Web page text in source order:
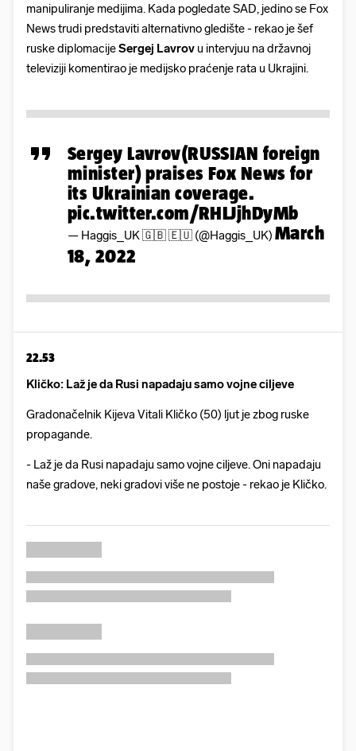
manipuliranje medijima. Kada pogledate SAD, jedino se Fox
News trudi predstaviti alternativno gledište - rekao je šef
ruske diplomacijeSergej Lavrov u intervjuu na državnoj
televiziji komentirao je medijsko praćenje rata u Ukrajini.
Sergey Lavrov(RUSSIAN foreign
minister) praises Fox News for
its Ukrainian coverage.
pic.twitter.com/RHLJjhDyMb
— Haggis_UK 🇬🇧 🇪🇺 (@Haggis_UK) March
18, 2022
22.53
Kličko: Laž je da Rusi napadaju samo vojne ciljeve
Gradonačelnik Kijeva Vitali Kličko (50) ljut je zbog ruske
propagande.
- Laž je da Rusi napadaju samo vojne ciljeve. Oni napadaju
naše gradove, neki gradovi više ne postoje - rekao je Kličko.